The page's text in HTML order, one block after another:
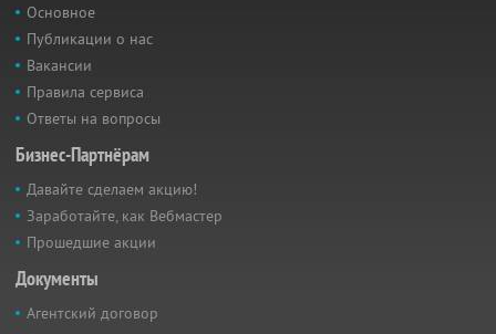
Основное
Публикации о нас
Вакансии
Правила сервиса
Ответы на вопросы
Бизнес-Партнёрам
Давайте сделаем акцию!
Заработайте, как Вебмастер
Прошедшие акции
Документы
Агентский договор